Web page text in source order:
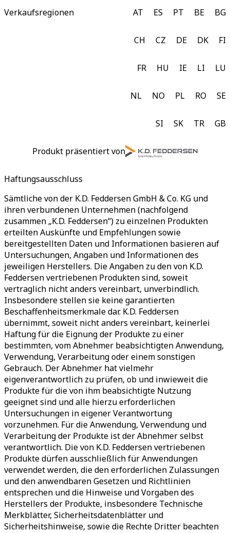
Verkaufsregionen AT ES PT BE BG
CH CZ DE DK FI
FR HU IE LI LU
NL NO PL RO SE
SI SK TR GB
Produkt präsentiert von
Haftungsausschluss
Sämtliche von der K.D. Feddersen GmbH & Co. KG und
ihren verbundenen Unternehmen (nachfolgend
zusammen „K.D. Feddersen“) zu einzelnen Produkten
erteilten Auskünfte und Empfehlungen sowie
bereitgestellten Daten und Informationen basieren auf
Untersuchungen, Angaben und Informationen des
jeweiligen Herstellers. Die Angaben zu den von K.D.
Feddersen vertriebenen Produkten sind, soweit
vertraglich nicht anders vereinbart, unverbindlich.
Insbesondere stellen sie keine garantierten
Beschaffenheitsmerkmale dar. K.D. Feddersen
übernimmt, soweit nicht anders vereinbart, keinerlei
Haftung für die Eignung der Produkte zu einer
bestimmten, vom Abnehmer beabsichtigten Anwendung,
Verwendung, Verarbeitung oder einem sonstigen
Gebrauch. Der Abnehmer hat vielmehr
eigenverantwortlich zu prüfen, ob und inwieweit die
Produkte für die von ihm beabsichtigte Nutzung
geeignet sind und alle hierzu erforderlichen
Untersuchungen in eigener Verantwortung
vorzunehmen. Für die Anwendung, Verwendung und
Verarbeitung der Produkte ist der Abnehmer selbst
verantwortlich. Die von K.D. Feddersen vertriebenen
Produkte dürfen ausschließlich für Anwendungen
verwendet werden, die den erforderlichen Zulassungen
und den anwendbaren Gesetzen und Richtlinien
entsprechen und die Hinweise und Vorgaben des
Herstellers der Produkte, insbesondere Technische
Merkblätter, Sicherheitsdatenblätter und
Sicherheitshinweise, sowie die Rechte Dritter beachten